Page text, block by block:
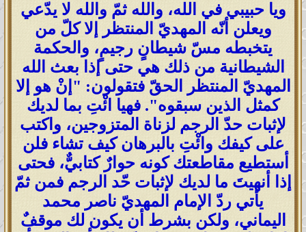
ويا حبيبي في الله، والله ثمّ والله لا يدّعي
ويعلن أنّه المهديّ المنتظر إلا كلّ من
يتخبطه مسّ شيطانٍ رجيمٍ، والحكمة
الشيطانية من ذلك هي حتى إذا بعث الله
المهديّ المنتظر الحقّ فتقولون: "إنْ هو إلا
كمثل الذين سبقوه". فهيا ائْتِ بما لديك
لإثبات حدّ الرجم لزناة المتزوجين، واكتب
على كيفك وائْتِ بالبرهان كيف تشاء فلن
أستطيع مقاطعتك كونه حوارٌ كتابيٌّ، فحتى
إذا أنهيتَ ما لديك لإثبات حّد الرجم فمن ثمّ
يأتي ردّ الإمام المهديّ ناصر محمد
اليماني، ولكن بشرط أن يكون لك موقفٌ